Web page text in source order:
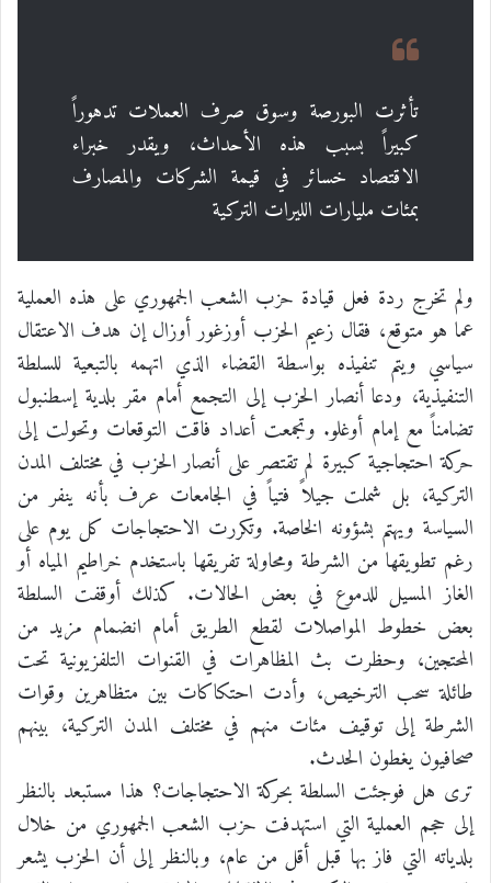
تأثرت البورصة وسوق صرف العملات تدهوراً
كبيراً بسبب هذه الأحداث، ويقدر خبراء
الاقتصاد خسائر في قيمة الشركات والمصارف
بمئات مليارات الليرات التركية
ولم تخرج ردة فعل قيادة حزب الشعب الجمهوري على هذه العملية
عما هو متوقع، فقال زعيم الحزب أوزغور أوزال إن هدف الاعتقال
سياسي ويتم تنفيذه بواسطة القضاء الذي اتهمه بالتبعية للسلطة
التنفيذية، ودعا أنصار الحزب إلى التجمع أمام مقر بلدية إسطنبول
تضامناً مع إمام أوغلو. وتجمعت أعداد فاقت التوقعات وتحولت إلى
حركة احتجاجية كبيرة لم تقتصر على أنصار الحزب في مختلف المدن
التركية، بل شملت جيلاً فتياً في الجامعات عرف بأنه ينفر من
السياسة ويهتم بشؤونه الخاصة. وتكررت الاحتجاجات كل يوم على
رغم تطويقها من الشرطة ومحاولة تفريقها باستخدم خراطيم المياه أو
الغاز المسيل للدموع في بعض الحالات. كذلك أوقفت السلطة
بعض خطوط المواصلات لقطع الطريق أمام انضمام مزيد من
المحتجين، وحظرت بث المظاهرات في القنوات التلفزيونية تحت
طائلة سحب الترخيص، وأدت احتكاكات بين متظاهرين وقوات
الشرطة إلى توقيف مئات منهم في مختلف المدن التركية، بينهم
صحافيون يغطون الحدث.
ترى هل فوجئت السلطة بحركة الاحتجاجات؟ هذا مستبعد بالنظر
إلى حجم العملية التي استهدفت حزب الشعب الجمهوري من خلال
بلدياته التي فاز بها قبل أقل من عام، وبالنظر إلى أن الحزب يشعر